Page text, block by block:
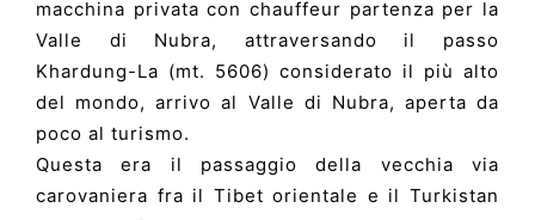
macchina privata con chauffeur partenza per la
Valle di Nubra, attraversando il passo
Khardung-La (mt. 5606) considerato il più alto
del mondo, arrivo al Valle di Nubra, aperta da
poco al turismo.
Questa era il passaggio della vecchia via
carovaniera fra il Tibet orientale e il Turkistan